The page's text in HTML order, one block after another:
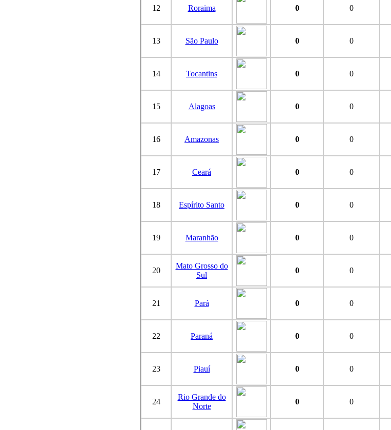
12 Roraima 0 0
13 São Paulo 0 0
14 Tocantins 0 0
15 Alagoas 0 0
16 Amazonas 0 0
17 Ceará 0 0
18 Espírito Santo 0 0
19 Maranhão 0 0
20
Mato Grosso do
Sul
0 0
21 Pará 0 0
22 Paraná 0 0
23 Piauí 0 0
24
Rio Grande do
Norte
0 0